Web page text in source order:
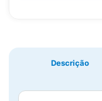
Descrição